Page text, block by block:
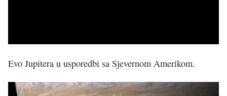
Evo Jupitera u usporedbi sa Sjevernom Amerikom.